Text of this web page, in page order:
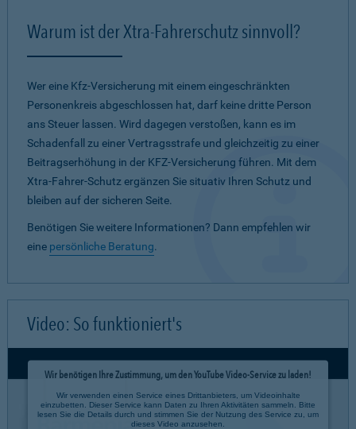
Warum ist der Xtra-Fahrerschutz sinnvoll?
Wer eine Kfz-Versicherung mit einem eingeschränkten
Personenkreis abgeschlossen hat, darf keine dritte Person
ans Steuer lassen. Wird dagegen verstoßen, kann es im
Schadenfall zu einer Vertragsstrafe und gleichzeitig zu einer
Beitragserhöhung in der KFZ-Versicherung führen. Mit dem
Xtra-Fahrer-Schutz ergänzen Sie situativ Ihren Schutz und
bleiben auf der sicheren Seite.
Benötigen Sie weitere Informationen? Dann empfehlen wir
eine persönliche Beratung.
Video: So funktioniert's
Wir benötigen Ihre Zustimmung, um den YouTube Video-Service zu laden!
Wir verwenden einen Service eines Drittanbieters, um Videoinhalte
einzubetten. Dieser Service kann Daten zu Ihren Aktivitäten sammeln. Bitte
lesen Sie die Details durch und stimmen Sie der Nutzung des Service zu, um
dieses Video anzusehen.